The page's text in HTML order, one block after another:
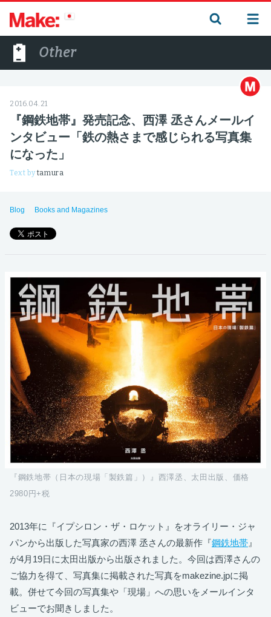
Other
2016.04.21
『鋼鉄地帯』発売記念、西澤 丞さんメールイ
ンタビュー「鉄の熱さまで感じられる写真集
になった」
Text bytamura
Blog Books and Magazines
『鋼鉄地帯（日本の現場「製鉄篇」）』西澤丞、太田出版、価格
2980円+税
2013年に『イプシロン・ザ・ロケット』をオライリー・ジャ
パンから出版した写真家の西澤 丞さんの最新作『鋼鉄地帯 』
が4月19日に太田出版から出版されました。今回は西澤さんの
ご協力を得て、写真集に掲載された写真をmakezine.jpに掲
載。併せて今回の写真集や「現場」への思いをメールインタ
ビューでお聞きしました。